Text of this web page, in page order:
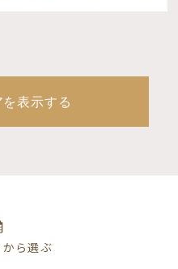
表示する
ら選ぶ